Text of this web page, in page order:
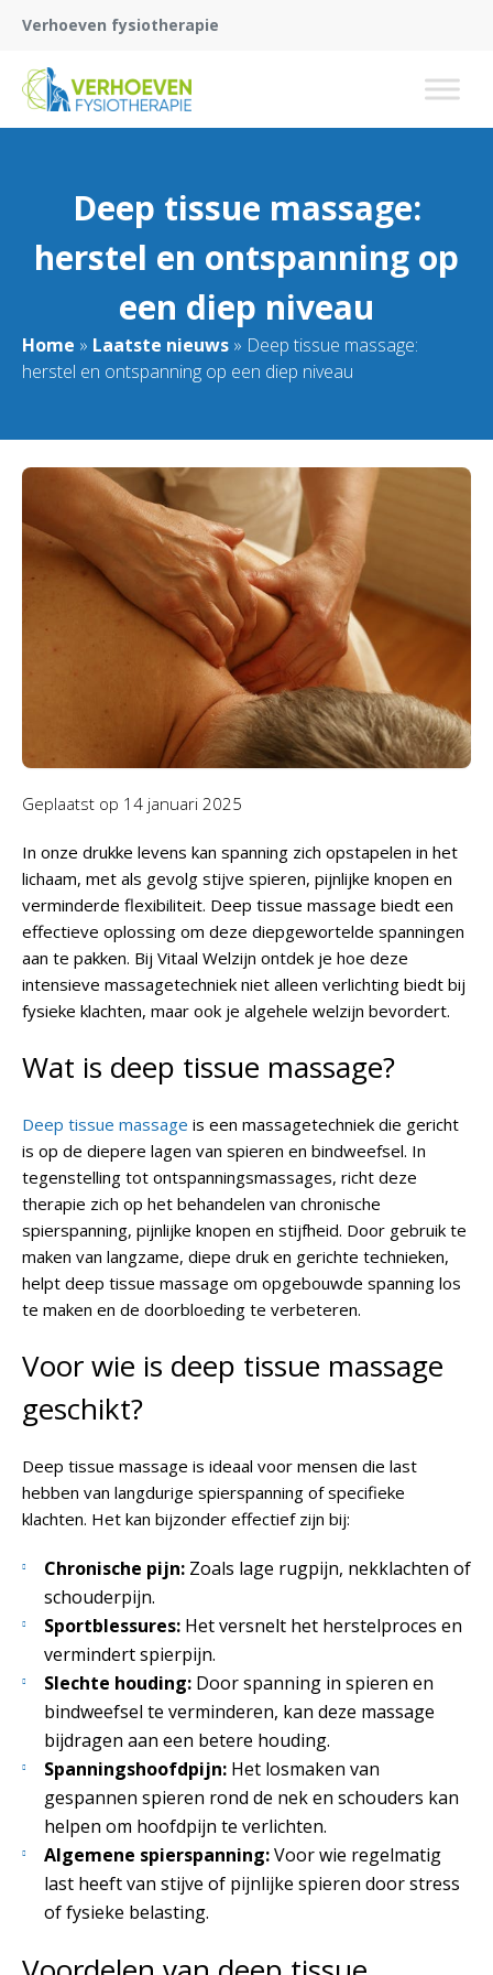
Verhoeven fysiotherapie
Deep tissue massage:
herstel en ontspanning op
een diep niveau
Home » Laatste nieuws » Deep tissue massage:
herstel en ontspanning op een diep niveau
Geplaatst op 14 januari 2025
In onze drukke levens kan spanning zich opstapelen in het
lichaam, met als gevolg stijve spieren, pijnlijke knopen en
verminderde flexibiliteit. Deep tissue massage biedt een
effectieve oplossing om deze diepgewortelde spanningen
aan te pakken. Bij Vitaal Welzijn ontdek je hoe deze
intensieve massagetechniek niet alleen verlichting biedt bij
fysieke klachten, maar ook je algehele welzijn bevordert.
Wat is deep tissue massage?
Deep tissue massage is een massagetechniek die gericht
is op de diepere lagen van spieren en bindweefsel. In
tegenstelling tot ontspanningsmassages, richt deze
therapie zich op het behandelen van chronische
spierspanning, pijnlijke knopen en stijfheid. Door gebruik te
maken van langzame, diepe druk en gerichte technieken,
helpt deep tissue massage om opgebouwde spanning los
te maken en de doorbloeding te verbeteren.
Voor wie is deep tissue massage
geschikt?
Deep tissue massage is ideaal voor mensen die last
hebben van langdurige spierspanning of specifieke
klachten. Het kan bijzonder effectief zijn bij:
Chronische pijn: Zoals lage rugpijn, nekklachten of
schouderpijn.
Sportblessures: Het versnelt het herstelproces en
vermindert spierpijn.
Slechte houding: Door spanning in spieren en
bindweefsel te verminderen, kan deze massage
bijdragen aan een betere houding.
Spanningshoofdpijn: Het losmaken van
gespannen spieren rond de nek en schouders kan
helpen om hoofdpijn te verlichten.
Algemene spierspanning:Voor wie regelmatig
last heeft van stijve of pijnlijke spieren door stress
of fysieke belasting.